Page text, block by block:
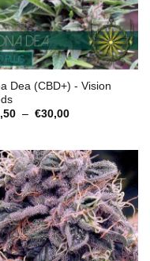
Dea (CBD+) - Vision
– €30,00Plage
à
€30,00